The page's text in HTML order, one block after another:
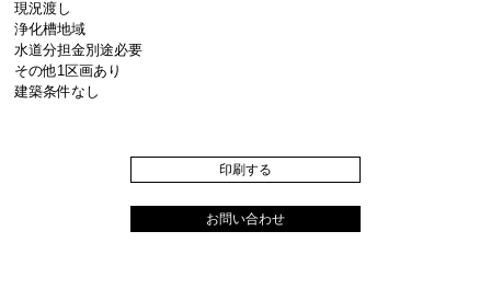
現況渡し
浄化槽地域
水道分担金別途必要
その他1区画あり
建築条件なし
印刷する
お問い合わせ